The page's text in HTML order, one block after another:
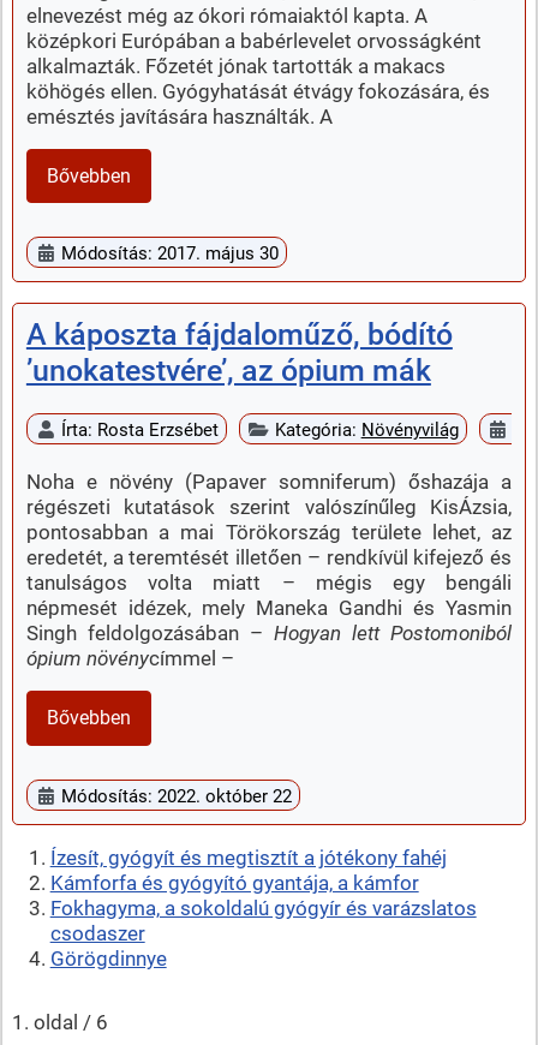
elnevezést még az ókori rómaiaktól kapta. A
középkori Európában a babérlevelet orvosságként
alkalmazták. Főzetét jónak tartották a makacs
köhögés ellen. Gyógyhatását étvágy fokozására, és
emésztés javítására használták. A
Bővebben
Módosítás: 2017. május 30
A káposzta fájdaloműző, bódító
’unokatestvére’, az ópium mák
Írta: Rosta Erzsébet Kategória: Növényvilág
Noha e növény (Papaver somniferum) őshazája a
régészeti kutatások szerint valószínűleg KisÁzsia,
pontosabban a mai Törökország területe lehet, az
eredetét, a teremtését illetően – rendkívül kifejező és
tanulságos volta miatt – mégis egy bengáli
népmesét idézek, mely Maneka Gandhi és Yasmin
Singh feldolgozásában –Hogyan lett Postomoniból
ópium növénycímmel –
Bővebben
Módosítás: 2022. október 22
Ízesít, gyógyít és megtisztít a jótékony fahéj
Kámforfa és gyógyító gyantája, a kámfor
Fokhagyma, a sokoldalú gyógyír és varázslatos
csodaszer
Görögdinnye
1. oldal / 6